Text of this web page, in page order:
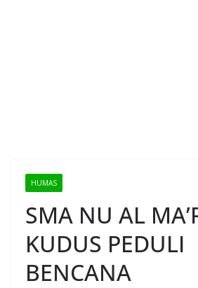
HUMAS
SMA NU AL
KUDUS PEDULI
BENCANA